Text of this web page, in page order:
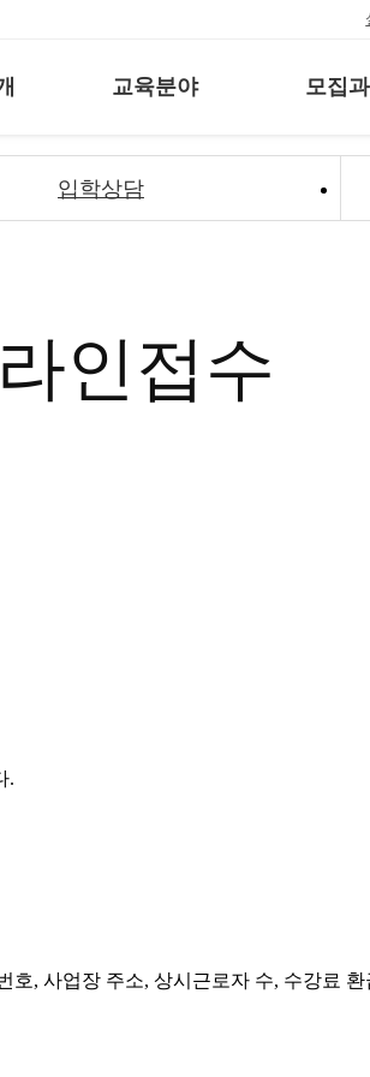
교육분야 모집
입학상담
인접수
.
, 사업장 주소, 상시근로자 수, 수강료 환